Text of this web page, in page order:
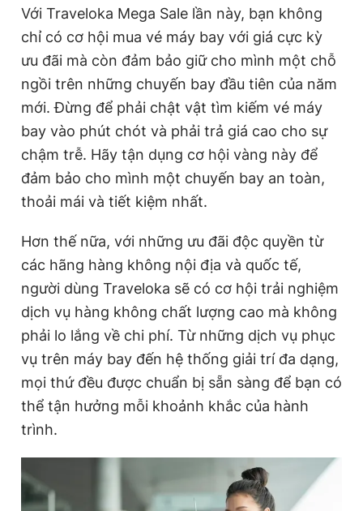
Với Traveloka Mega Sale lần này, bạn không
chỉ có cơ hội mua vé máy bay với giá cực kỳ
ưu đãi mà còn đảm bảo giữ cho mình một chỗ
ngồi trên những chuyến bay đầu tiên của năm
mới. Đừng để phải chật vật tìm kiếm vé máy
bay vào phút chót và phải trả giá cao cho sự
chậm trễ. Hãy tận dụng cơ hội vàng này để
đảm bảo cho mình một chuyến bay an toàn,
thoải mái và tiết kiệm nhất.
Hơn thế nữa, với những ưu đãi độc quyền từ
các hãng hàng không nội địa và quốc tế,
người dùng Traveloka sẽ có cơ hội trải nghiệm
dịch vụ hàng không chất lượng cao mà không
phải lo lắng về chi phí. Từ những dịch vụ phục
vụ trên máy bay đến hệ thống giải trí đa dạng,
mọi thứ đều được chuẩn bị sẵn sàng để bạn có
thể tận hưởng mỗi khoảnh khắc của hành
trình.